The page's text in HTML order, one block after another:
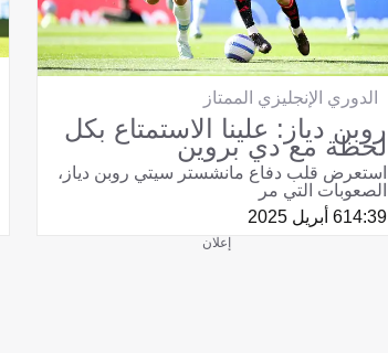
الدوري الإنجليزي الممتاز
روبن دياز: علينا الاستمتاع بكل
لحظة مع دي بروين
استعرض قلب دفاع مانشستر سيتي روبن دياز،
الصعوبات التي مر
14:396 أبريل 2025
إعلان